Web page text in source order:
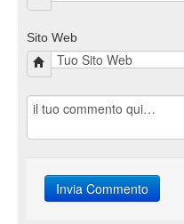
Sito Web